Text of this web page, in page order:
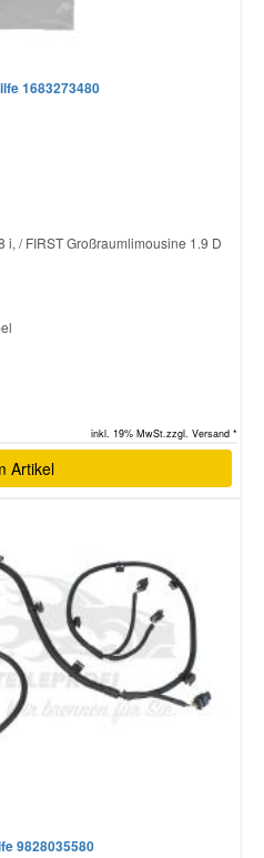
1683273480
i, / FIRST Großraumlimousine 1.9 D
inkl. 19% MwSt.zzgl. Versand *
Artikel
9828035580